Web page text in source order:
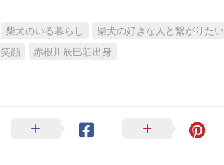
柴犬のいる暮らし
柴犬の好きな人と繋がりたい
笑顔 赤根川辰巳荘出身